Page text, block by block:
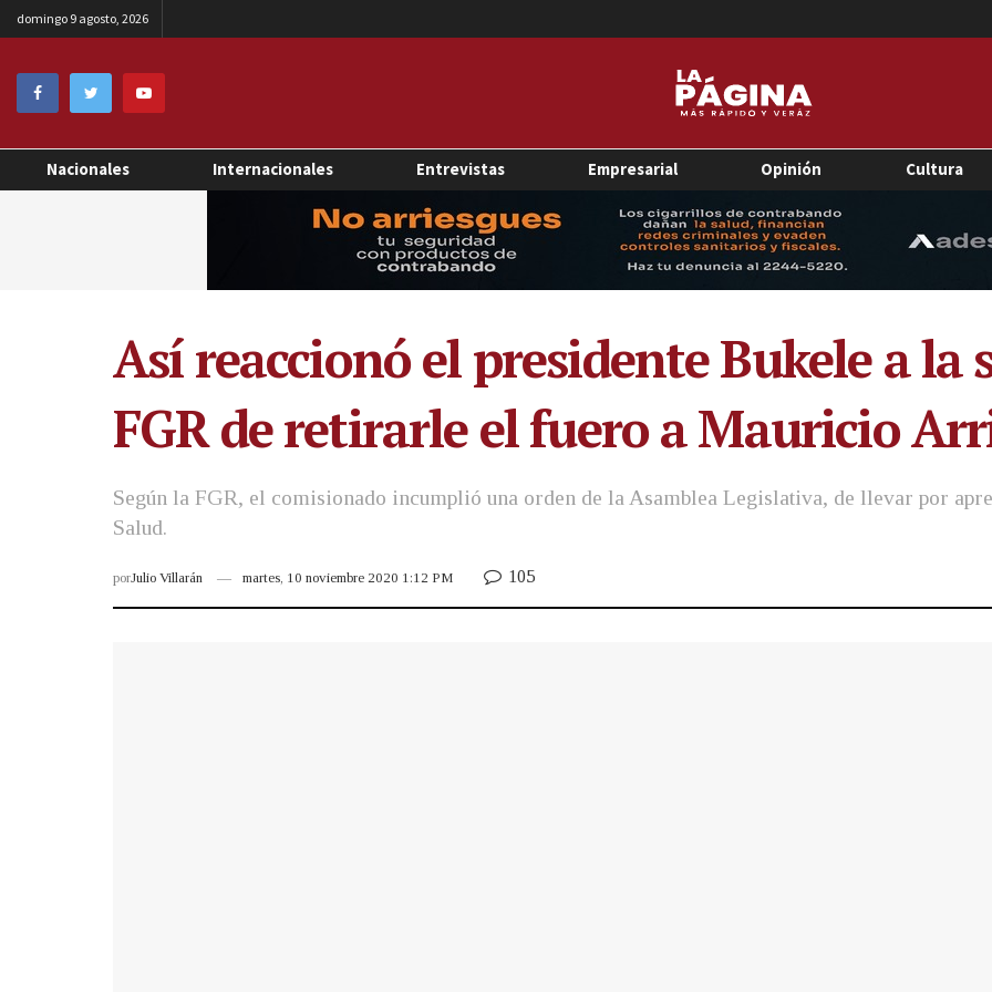
domingo 9 agosto, 2026
Nacionales Internacionales Entrevistas Empresarial Opinión Cultura
Así reaccionó el presidente Bukele a la
FGR de retirarle el fuero a Mauricio
Según la FGR, el comisionado incumplió una orden de la Asamblea Legislativa, de llevar por
Salud.
porJulio Villarán martes, 10 noviembre 2020 1:12 PM 105